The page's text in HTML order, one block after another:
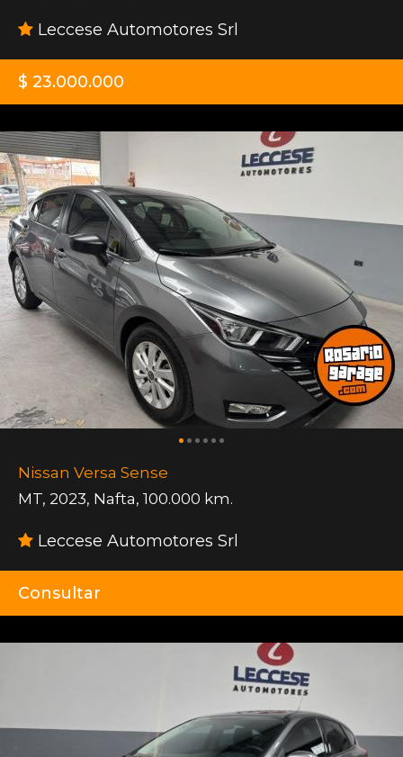
Leccese Automotores Srl
$ 23.000.000
Nissan Versa Sense
MT, 2023, Nafta, 100.000 km.
Leccese Automotores Srl
Consultar